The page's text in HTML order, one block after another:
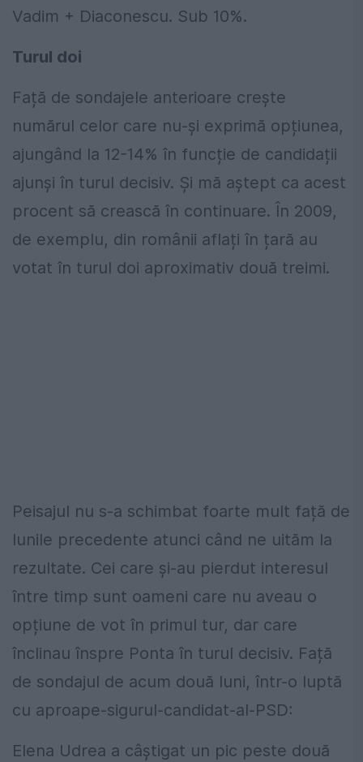
Vadim + Diaconescu. Sub 10%.
Turul doi
Față de sondajele anterioare crește
numărul celor care nu-și exprimă opțiunea,
ajungând la 12-14% în funcție de candidații
ajunși în turul decisiv. Și mă aștept ca acest
procent să crească în continuare. În 2009,
de exemplu, din românii aflați în țară au
votat în turul doi aproximativ două treimi.
Peisajul nu s-a schimbat foarte mult față de
lunile precedente atunci când ne uităm la
rezultate. Cei care și-au pierdut interesul
între timp sunt oameni care nu aveau o
opțiune de vot în primul tur, dar care
înclinau înspre Ponta în turul decisiv. Față
de sondajul de acum două luni, într-o luptă
cu aproape-sigurul-candidat-al-PSD:
Elena Udrea a câștigat un pic peste două